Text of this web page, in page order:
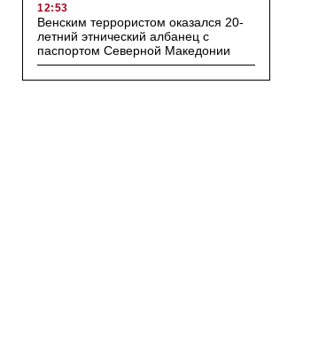
12:53
Венским террористом оказался 20-
летний этнический албанец с
паспортом Северной Македонии